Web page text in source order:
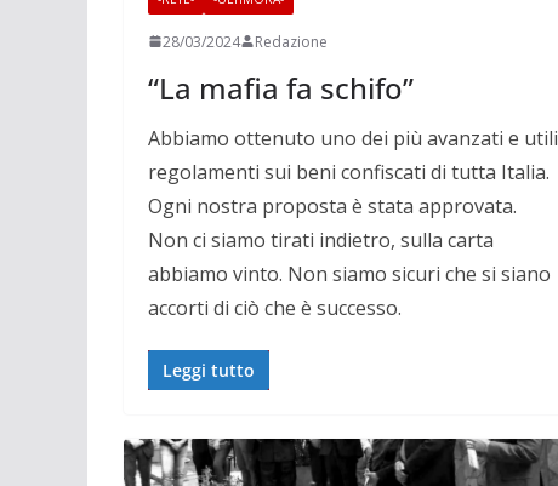
28/03/2024 Redazione
“La mafia fa schifo”
Abbiamo ottenuto uno dei più avanzati e utili
regolamenti sui beni confiscati di tutta Italia.
Ogni nostra proposta è stata approvata.
Non ci siamo tirati indietro, sulla carta
abbiamo vinto. Non siamo sicuri che si siano
accorti di ciò che è successo.
Leggi tutto